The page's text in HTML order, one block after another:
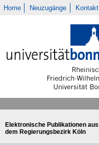
Home Neuzugänge Kontakt
Elektronische Publikationen aus
dem Regierungsbezirk Köln